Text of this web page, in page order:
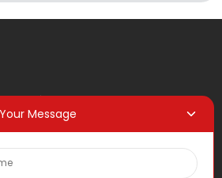
MAINTENANT
Message